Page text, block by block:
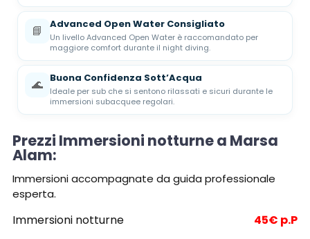
📘 Advanced Open Water Consigliato
Un livello Advanced Open Water è raccomandato per
maggiore comfort durante il night diving.
🌊 Buona Confidenza Sott’Acqua
Ideale per sub che si sentono rilassati e sicuri durante le
immersioni subacquee regolari.
Prezzi Immersioni notturne a Marsa
Alam:
Immersioni accompagnate da guida professionale
esperta.
Immersioni notturne 45€ p.P